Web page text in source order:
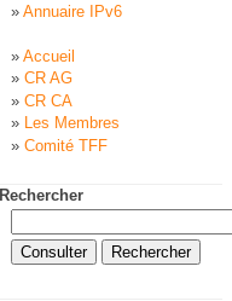
Annuaire IPv6
Accueil
CR AG
CR CA
Les Membres
Comité TFF
Rechercher